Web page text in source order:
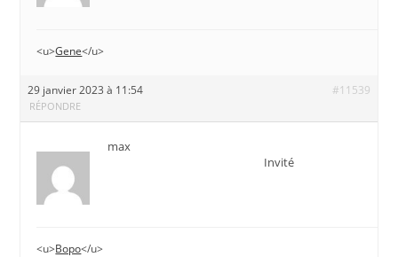
<u>Gene</u>
29 janvier 2023 à 11:54 #11539
RÉPONDRE
max
Invité
<u>Воро</u>